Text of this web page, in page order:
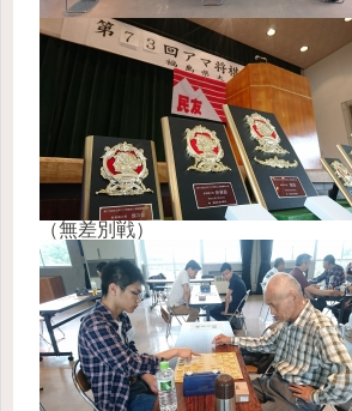
（無差別戦）